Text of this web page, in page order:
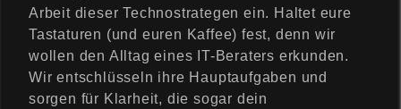
Arbeit dieser Technostrategen ein. Haltet eure
Tastaturen (und euren Kaffee) fest, denn wir
wollen den Alltag eines IT-Beraters erkunden.
Wir entschlüsseln ihre Hauptaufgaben und
sorgen für Klarheit, die sogar dein